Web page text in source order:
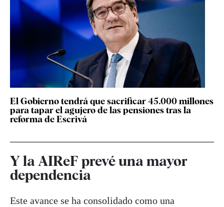
El Gobierno tendrá que sacrificar 45.000 millones
para tapar el agujero de las pensiones tras la
reforma de Escrivá
Y la AIReF prevé una mayor
dependencia
Este avance se ha consolidado como una